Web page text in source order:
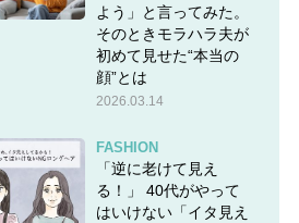
よう」と言ってみた。
そのときモラハラ夫が
初めて見せた“本当の
顔”とは
2026.03.14
FASHION
「逆に老けて見え
る！」 40代がやって
はいけない「イタ見え